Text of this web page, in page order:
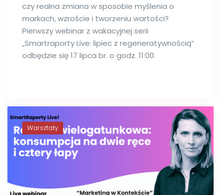
czy realna zmiana w sposobie myślenia o
markach, wzroście i tworzeniu wartości?
Pierwszy webinar z wakacyjnej serii
„Smartraporty Live: lipiec z regeneratywnością”
odbędzie się 17 lipca br. o godz. 11:00.
Warsztaty